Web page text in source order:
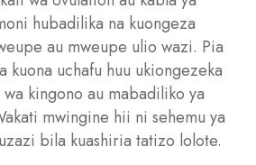
hubadilika na kuongeza
au mweupe ulio wazi. Pia
kuona uchafu huu ukiongezeka
kingono au mabadiliko ya
mwingine hii ni sehemu ya
bila kuashiria tatizo lolote.